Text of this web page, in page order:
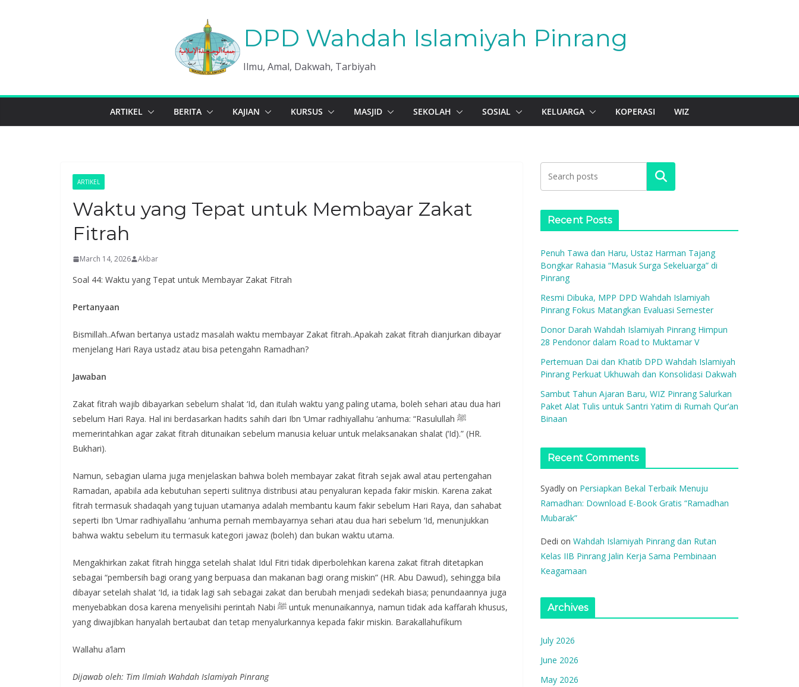
DPD Wahdah Islamiyah Pinrang
Ilmu, Amal, Dakwah, Tarbiyah
ARTIKEL BERITA KAJIAN KURSUS MASJID SEKOLAH SOSIAL KELUARGA KOPERASI WIZ
ARTIKEL
Waktu yang Tepat untuk Membayar Zakat
Fitrah
March 14, 2026 Akbar
Soal 44: Waktu yang Tepat untuk Membayar Zakat Fitrah
Pertanyaan
Bismillah..Afwan bertanya ustadz masalah waktu membayar Zakat fitrah..Apakah zakat fitrah dianjurkan dibayar
menjelang Hari Raya ustadz atau bisa petengahn Ramadhan?
Jawaban
Zakat fitrah wajib dibayarkan sebelum shalat ‘Id, dan itulah waktu yang paling utama, boleh sehari atau dua hari
sebelum Hari Raya. Hal ini berdasarkan hadits sahih dari Ibn ‘Umar radhiyallahu ‘anhuma: “Rasulullah ﷺ
memerintahkan agar zakat fitrah ditunaikan sebelum manusia keluar untuk melaksanakan shalat (‘Id).” (HR.
Bukhari).
Namun, sebagian ulama juga menjelaskan bahwa boleh membayar zakat fitrah sejak awal atau pertengahan
Ramadan, apabila ada kebutuhan seperti sulitnya distribusi atau penyaluran kepada fakir miskin. Karena zakat
fitrah termasuk shadaqah yang tujuan utamanya adalah membantu kaum fakir sebelum Hari Raya, dan sahabat
seperti Ibn ‘Umar radhiyallahu ‘anhuma pernah membayarnya sehari atau dua hari sebelum ‘Id, menunjukkan
bahwa waktu sebelum itu termasuk kategori jawaz (boleh) dan bukan waktu utama.
Mengakhirkan zakat fitrah hingga setelah shalat Idul Fitri tidak diperbolehkan karena zakat fitrah ditetapkan
sebagai “pembersih bagi orang yang berpuasa dan makanan bagi orang miskin” (HR. Abu Dawud), sehingga bila
dibayar setelah shalat ‘Id, ia tidak lagi sah sebagai zakat dan berubah menjadi sedekah biasa; penundaannya juga
menyebabkan dosa karena menyelisihi perintah Nabi ﷺ untuk menunaikannya, namun tidak ada kaffarah khusus,
yang diwajibkan hanyalah bertaubat dan tetap menyalurkannya kepada fakir miskin. Barakallahufikum
Wallahu a’lam
Dijawab oleh: Tim Ilmiah Wahdah Islamiyah Pinrang
Search
Recent Posts
Penuh Tawa dan Haru, Ustaz Harman Tajang
Bongkar Rahasia “Masuk Surga Sekeluarga” di
Pinrang
Resmi Dibuka, MPP DPD Wahdah Islamiyah
Pinrang Fokus Matangkan Evaluasi Semester
Donor Darah Wahdah Islamiyah Pinrang Himpun
28 Pendonor dalam Road to Muktamar V
Pertemuan Dai dan Khatib DPD Wahdah Islamiyah
Pinrang Perkuat Ukhuwah dan Konsolidasi Dakwah
Sambut Tahun Ajaran Baru, WIZ Pinrang Salurkan
Paket Alat Tulis untuk Santri Yatim di Rumah Qur’an
Binaan
Recent Comments
Syadly on Persiapkan Bekal Terbaik Menuju
Ramadhan: Download E-Book Gratis “Ramadhan
Mubarak”
Dedi on Wahdah Islamiyah Pinrang dan Rutan
Kelas IIB Pinrang Jalin Kerja Sama Pembinaan
Keagamaan
Archives
July 2026
June 2026
May 2026